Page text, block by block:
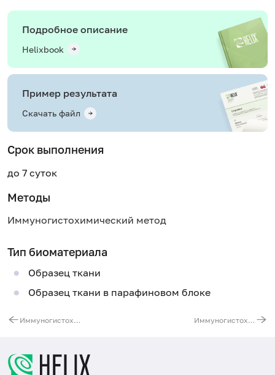
Подробное описание
Helixbook
Пример результата
Скачать файл
Срок выполнения
до 7 суток
Методы
Иммуногистохимический метод
Тип биоматериала
Образец ткани
Образец ткани в парафиновом блоке
Иммуногистохимическая диагностика хронического эндометрита (фаза пролиферации) Иммуногистохимическая диагностика рецепторного статуса эндометрия (стадия секреции) - расширенное